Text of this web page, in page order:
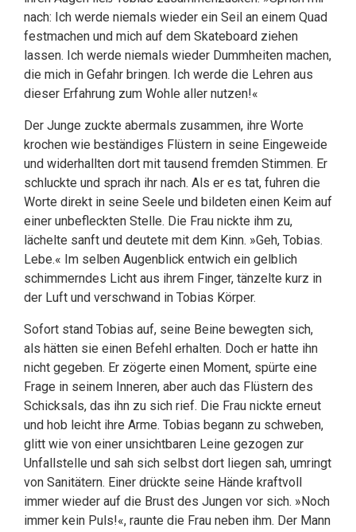
nach: Ich werde niemals wieder ein Seil an einem Quad
festmachen und mich auf dem Skateboard ziehen
lassen. Ich werde niemals wieder Dummheiten machen,
die mich in Gefahr bringen. Ich werde die Lehren aus
dieser Erfahrung zum Wohle aller nutzen!«
Der Junge zuckte abermals zusammen, ihre Worte
krochen wie beständiges Flüstern in seine Eingeweide
und widerhallten dort mit tausend fremden Stimmen. Er
schluckte und sprach ihr nach. Als er es tat, fuhren die
Worte direkt in seine Seele und bildeten einen Keim auf
einer unbefleckten Stelle. Die Frau nickte ihm zu,
lächelte sanft und deutete mit dem Kinn. »Geh, Tobias.
Lebe.« Im selben Augenblick entwich ein gelblich
schimmerndes Licht aus ihrem Finger, tänzelte kurz in
der Luft und verschwand in Tobias Körper.
Sofort stand Tobias auf, seine Beine bewegten sich,
als hätten sie einen Befehl erhalten. Doch er hatte ihn
nicht gegeben. Er zögerte einen Moment, spürte eine
Frage in seinem Inneren, aber auch das Flüstern des
Schicksals, das ihn zu sich rief. Die Frau nickte erneut
und hob leicht ihre Arme. Tobias begann zu schweben,
glitt wie von einer unsichtbaren Leine gezogen zur
Unfallstelle und sah sich selbst dort liegen sah, umringt
von Sanitätern. Einer drückte seine Hände kraftvoll
immer wieder auf die Brust des Jungen vor sich. »Noch
immer kein Puls!«, raunte die Frau neben ihm. Der Mann